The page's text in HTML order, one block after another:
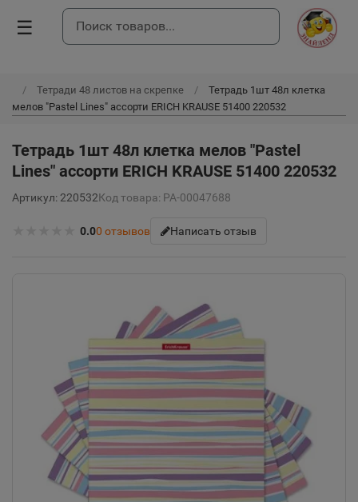
☰
Тетради 48 листов на скрепке
Тетрадь 1шт 48л клетка
мелов "Pastel Lines" ассорти ERICH KRAUSE 51400 220532
Тетрадь 1шт 48л клетка мелов "Pastel
Lines" ассорти ERICH KRAUSE 51400 220532
Артикул: 220532Код товара: РА-00047688
0.00 отзывов Написать отзыв